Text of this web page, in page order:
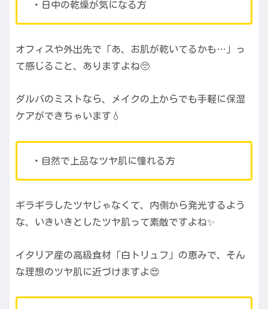
・日中の乾燥が気になる方
オフィスや外出先で「あ、お肌が乾いてるかも…」っ
て感じること、ありますよね🥺
ダルバのミストなら、メイクの上からでも手軽に保湿
ケアができちゃいます💧
・自然で上品なツヤ肌に憧れる方
ギラギラしたツヤじゃなくて、内側から発光するよう
な、いきいきとしたツヤ肌って素敵ですよね✨
イタリア産の高級食材「白トリュフ」の恵みで、そん
な理想のツヤ肌に近づけますよ😍